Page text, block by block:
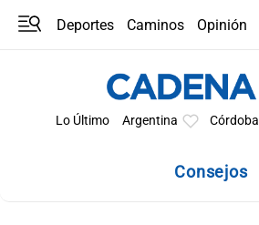
Deportes Caminos
Opinión
Lo Último Argentina Córdoba
Consejos